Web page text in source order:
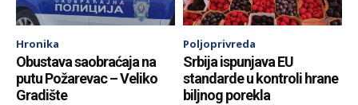
Hronika
Obustava saobraćaja na
putu Požarevac – Veliko
Gradište
Poljoprivreda
Srbija ispunjava EU
standarde u kontroli hrane
biljnog porekla